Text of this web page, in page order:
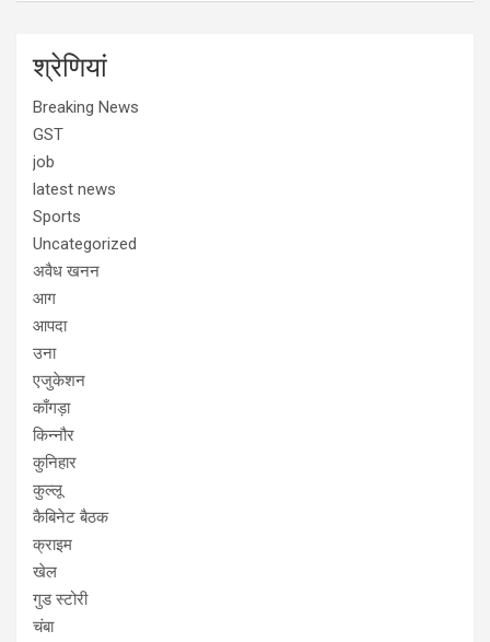
श्रेणियां
Breaking News
GST
job
latest news
Sports
Uncategorized
अवैध खनन
आग
आपदा
उना
एजुकेशन
काँगड़ा
किन्नौर
कुनिहार
कुल्लू
कैबिनेट बैठक
क्राइम
खेल
गुड स्टोरी
चंबा